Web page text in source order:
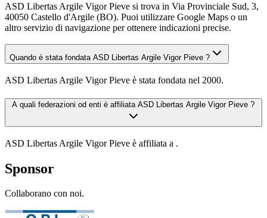
ASD Libertas Argile Vigor Pieve si trova in Via Provinciale Sud, 3,
40050 Castello d'Argile (BO). Puoi utilizzare Google Maps o un
altro servizio di navigazione per ottenere indicazioni precise.
Quando è stata fondata ASD Libertas Argile Vigor Pieve ?
ASD Libertas Argile Vigor Pieve è stata fondata nel 2000.
A quali federazioni od enti è affiliata ASD Libertas Argile Vigor Pieve ?
ASD Libertas Argile Vigor Pieve è affiliata a .
Sponsor
Collaborano con noi.